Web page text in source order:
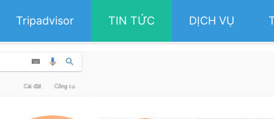
Tripadvisor TIN TỨC DỊCH VỤ